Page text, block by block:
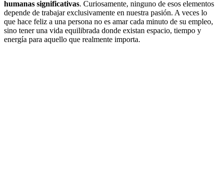
humanas significativas. Curiosamente, ninguno de esos elementos
depende de trabajar exclusivamente en nuestra pasión. A veces lo
que hace feliz a una persona no es amar cada minuto de su empleo,
sino tener una vida equilibrada donde existan espacio, tiempo y
energía para aquello que realmente importa.